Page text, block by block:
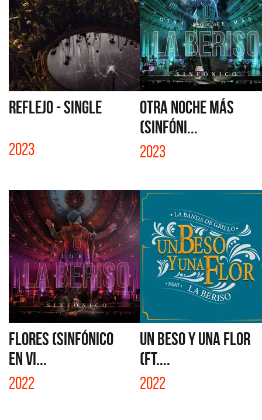
REFLEJO - SINGLE
2023
OTRA NOCHE MÁS
(SINFÓNI...
2023
FLORES (SINFÓNICO
EN VI...
2022
UN BESO Y UNA FLOR
(FT....
2022